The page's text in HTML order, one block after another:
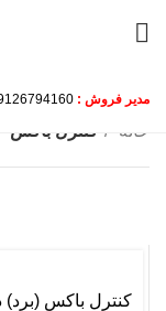
مدیر فروش :
خانه کنترل باکس
کنترل باکس